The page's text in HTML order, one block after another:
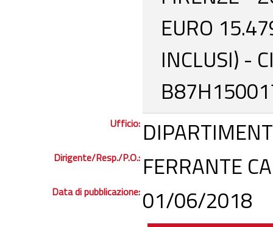
EURO
INCLUSI) -
Ufficio:
Dirigente/Resp./P.O.: FERRANTE
Data di pubblicazione: 01/06/2018